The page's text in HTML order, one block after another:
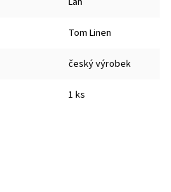
Tom Linen
český výrobek
1 ks